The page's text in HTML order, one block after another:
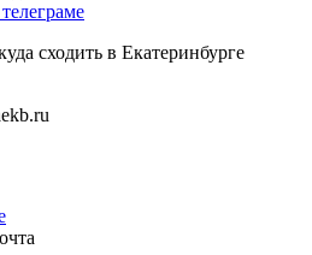
сходить в Екатеринбурге